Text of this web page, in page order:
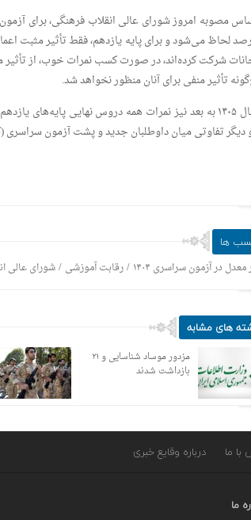
درصد لحاظ می‌شود و برای پایه یازدهم، فقط تأثیر مثبت
شرکت کرده‌اند، در صورت کسب نمرات خوب، از تأثیر
تأثیر منفی برای آنان منظور نخواهد شد.
از سال ۱۴۰۵ به بعد نیز نمرات همه دروس نهایی
تفاوتی میان داوطلبان جدید و پشت‌ آزمون
ها
معدل در آزمون سراسری ۱۴۰۴
/رقابت آموزشی /شورای‌ عالی
های مشابه
۲۱ مزدور موساد شناسایی و
بازداشت شدند
با ما درباره وقایع خبری
ما